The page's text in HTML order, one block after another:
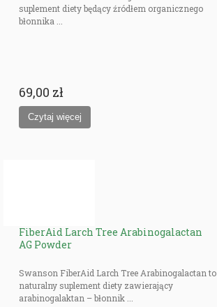
suplement diety będący źródłem organicznego
błonnika ...
69,00 zł
FiberAid Larch Tree Arabinogalactan
AG Powder
Swanson FiberAid Larch Tree Arabinogalactan to
naturalny suplement diety zawierający
arabinogalaktan – błonnik ...